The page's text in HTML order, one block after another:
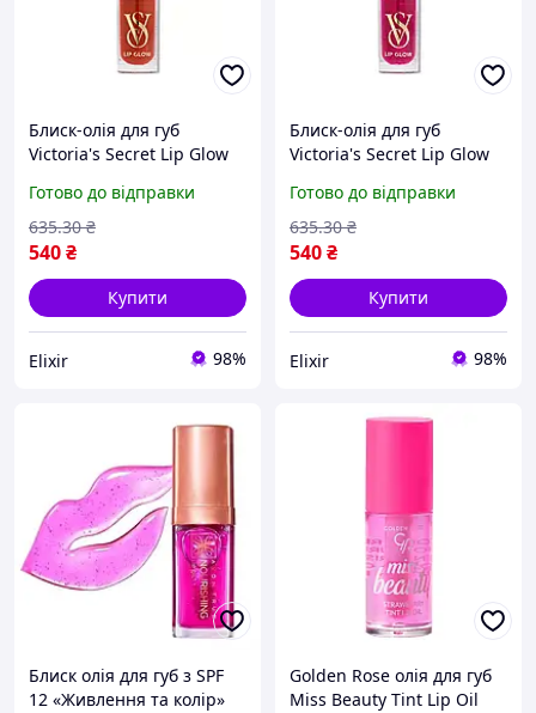
Блиск-олія для губ
Victoria's Secret Lip Glow
Готово до відправки
540₴
635.30 ₴
Купити
Elixir 98%
Блиск-олія для губ
Victoria's Secret Lip Glow
гГотово до відправки
540₴
635.30 ₴
Купити
Elixir 98%
Блиск олія для губ з SPF
12 «Живлення та колір»
Golden Rose олія для губ
Miss Beauty Tint Lip Oil